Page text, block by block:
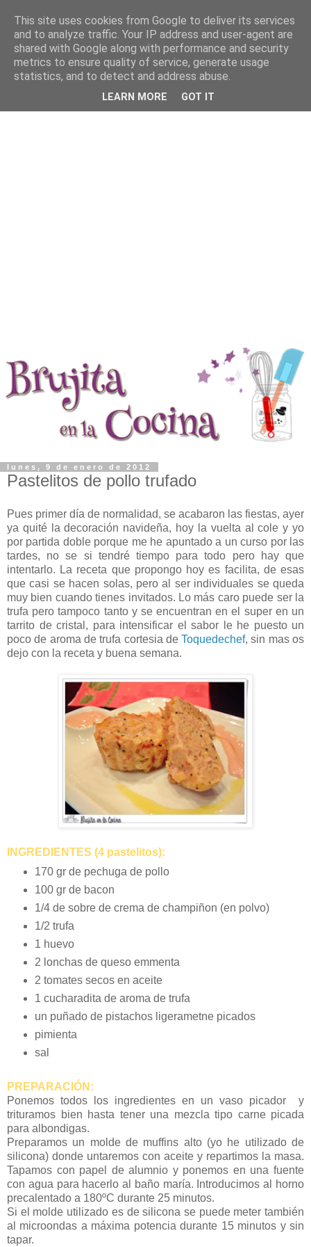
lunes, 9 de enero de 2012
Pastelitos de pollo trufado
Pues primer día de normalidad, se acabaron las fiestas, ayer
ya quité la decoración navideña, hoy la vuelta al cole y yo
por partida doble porque me he apuntado a un curso por las
tardes, no se si tendré tiempo para todo pero hay que
intentarlo. La receta que propongo hoy es facilita, de esas
que casi se hacen solas, pero al ser individuales se queda
muy bien cuando tienes invitados. Lo más caro puede ser la
trufa pero tampoco tanto y se encuentran en el super en un
tarrito de cristal, para intensificar el sabor le he puesto un
poco de aroma de trufa cortesia deToquedechef, sin mas os
dejo con la receta y buena semana.
INGREDIENTES (4 pastelitos):
170 gr de pechuga de pollo
100 gr de bacon
1/4 de sobre de crema de champiñon (en polvo)
1/2 trufa
1 huevo
2 lonchas de queso emmenta
2 tomates secos en aceite
1 cucharadita de aroma de trufa
un puñado de pistachos ligerametne picados
pimienta
sal
PREPARACIÓN:
Ponemos todos los ingredientes en un vaso picador y
trituramos bien hasta tener una mezcla tipo carne picada
para albondigas.
Preparamos un molde de muffins alto (yo he utilizado de
silicona) donde untaremos con aceite y repartimos la masa.
Tapamos con papel de alumnio y ponemos en una fuente
con agua para hacerlo al baño maría. Introducimos al horno
precalentado a 180ºC durante 25 minutos.
Si el molde utilizado es de silicona se puede meter también
al microondas a máxima potencia durante 15 minutos y sin
tapar.
This site uses cookies from Google to deliver its services
and to analyze traffic. Your IP address and user-agent are
shared with Google along with performance and security
metrics to ensure quality of service, generate usage
statistics, and to detect and address abuse.
LEARN MORE GOT IT